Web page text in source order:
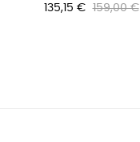
135,15 € 159,00 €